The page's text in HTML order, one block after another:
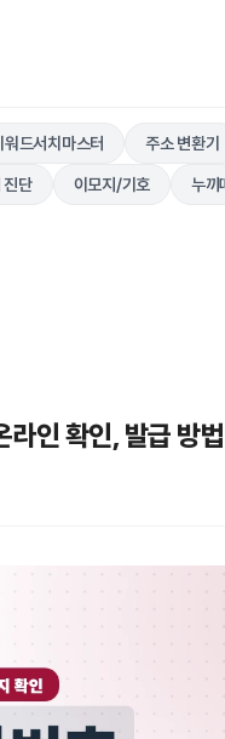
워드서치마스터 주소 변환기
진단 이모지/기호 누끼
인 확인, 발급 방법